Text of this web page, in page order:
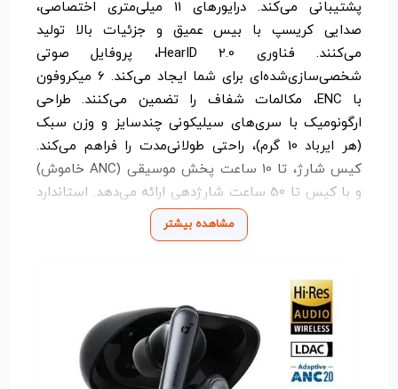
پشتیبانی می‌کند. درایورهای 11 میلی‌متری اختصاصی،
صدایی کریسپ با بیس عمیق و جزئیات بالا تولید
می‌کنند. فناوری HearID 2.0، پروفایل صوتی
شخصی‌سازی‌شده‌ای برای شما ایجاد می‌کند. 6 میکروفون
با ENC، مکالمات شفاف را تضمین می‌کنند. طراحی
ارگونومیک با سری‌های سیلیکونی چندسایز و وزن سبک
(هر ایرباد 10 گرم)، راحتی طولانی‌مدت را فراهم می‌کند.
کیس شارژ، تا 10 ساعت پخش موسیقی (ANC خاموش)
و با کیس تا 50 ساعت شارژدهی ارائه می‌دهد. استاندارد
IPX4، مقاومت در برابر پاشش آب را تضمین می‌کند،
کنترل‌های لمسی را تنظیم کنید. این هندزفری در رنگ‌های
سازگار است. همین حالا هندزفری بلوتوثی Soundcore
Liberty 4 NC را از الوان مارکت سفارش دهید و کیفیت
صوتی بی‌نظیر را تجربه کنید
مشاهده بیشتر